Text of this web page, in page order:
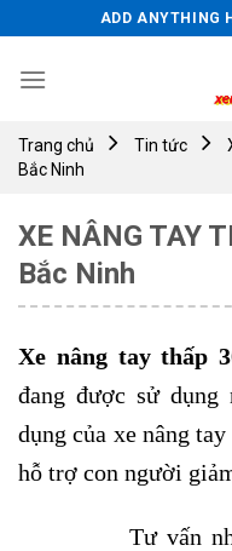
to
content
ADD ANYTHING
Trang chủ Tin tức
Bắc Ninh
XE NÂNG TAY
Bắc Ninh
Xe nâng tay thấp
đang được sử dụng
dụng của xe nâng
hỗ trợ con người
Tư vấn